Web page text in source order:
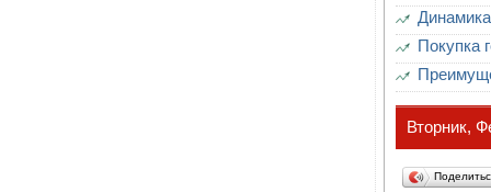
Покупка
Вторник,